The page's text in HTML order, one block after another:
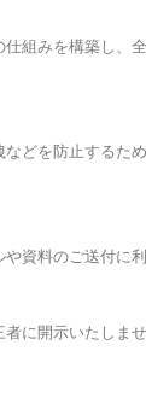
組みを構築し、
どを防止するた
資料のご送付に利
に開示いたしませ